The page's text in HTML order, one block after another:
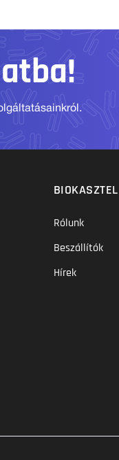
BIOKASZTEL
Rólunk
Beszállítók
Hírek